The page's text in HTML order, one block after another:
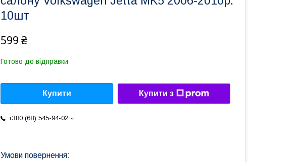
10шт
599 ₴
Готово до відправки
Купити Купити з
+380 (68) 545-94-02